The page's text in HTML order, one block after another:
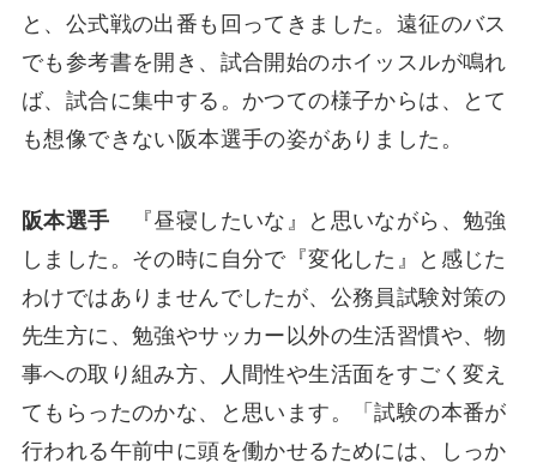
と、公式戦の出番も回ってきました。遠征のバス
でも参考書を開き、試合開始のホイッスルが鳴れ
ば、試合に集中する。かつての様子からは、とて
も想像できない阪本選手の姿がありました。
阪本選手 『昼寝したいな』と思いながら、勉強
しました。その時に自分で『変化した』と感じた
わけではありませんでしたが、公務員試験対策の
先生方に、勉強やサッカー以外の生活習慣や、物
事への取り組み方、人間性や生活面をすごく変え
てもらったのかな、と思います。「試験の本番が
行われる午前中に頭を働かせるためには、しっか